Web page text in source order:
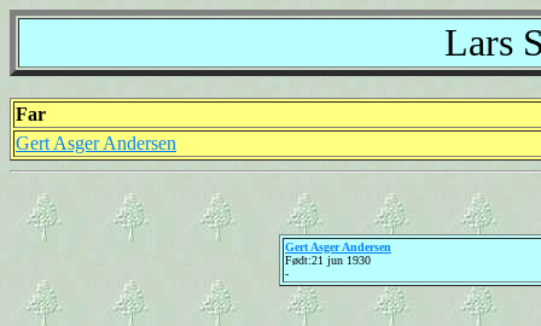
Lars
Far
Gert Asger Andersen
Gert Asger Andersen
Født:21 jun 1930
-